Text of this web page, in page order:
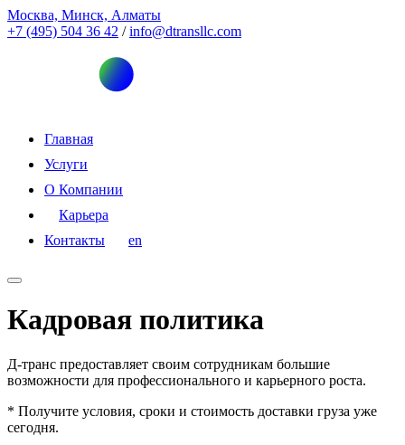
Москва, Минск, Алматы
+7 (495) 504 36 42 / info@dtransllc.com
Главная
Услуги
О Компании
Карьера
Контакты
en
Кадровая политика
Д-транс предоставляет своим сотрудникам большие
возможности для профессионального и карьерного роста.
* Получите условия, сроки и стоимость доставки груза уже
сегодня.